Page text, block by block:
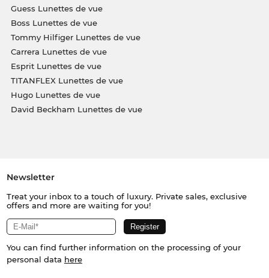
Guess Lunettes de vue
Boss Lunettes de vue
Tommy Hilfiger Lunettes de vue
Carrera Lunettes de vue
Esprit Lunettes de vue
TITANFLEX Lunettes de vue
Hugo Lunettes de vue
David Beckham Lunettes de vue
Newsletter
Treat your inbox to a touch of luxury. Private sales, exclusive
offers and more are waiting for you!
You can find further information on the processing of your
personal data here